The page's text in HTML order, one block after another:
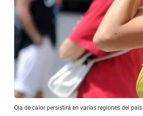
Ola de calor persistirá en varias regiones del